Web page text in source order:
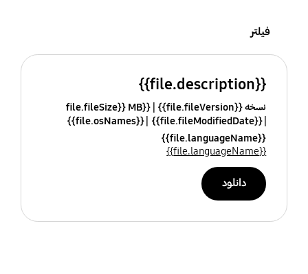
فیلتر
{{file.description}}
نسخه {{file.fileVersion}}
{{file.fileSize}} MB
{{file.fileModifiedDate}}
{{file.osNames}}
{{file.languageName}}
{{file.languageName}}
دانلود